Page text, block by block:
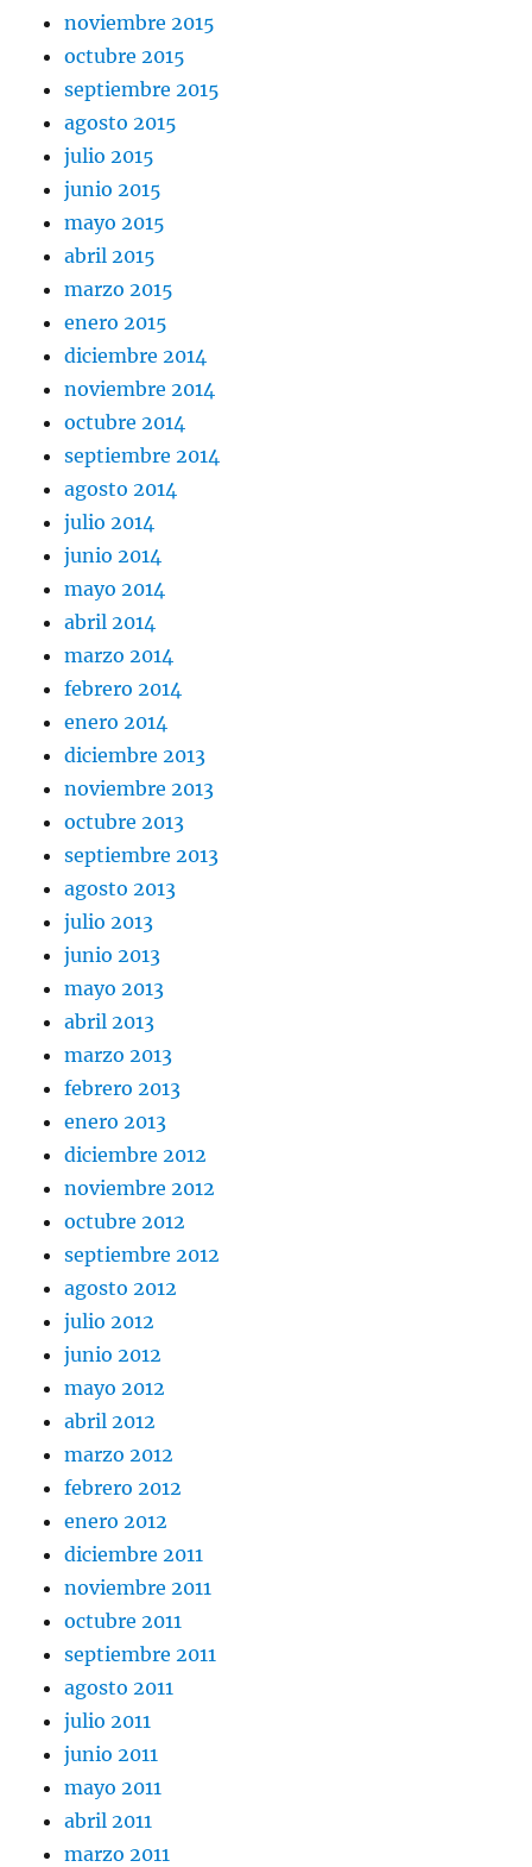
noviembre 2015
octubre 2015
septiembre 2015
agosto 2015
julio 2015
junio 2015
mayo 2015
abril 2015
marzo 2015
enero 2015
diciembre 2014
noviembre 2014
octubre 2014
septiembre 2014
agosto 2014
julio 2014
junio 2014
mayo 2014
abril 2014
marzo 2014
febrero 2014
enero 2014
diciembre 2013
noviembre 2013
octubre 2013
septiembre 2013
agosto 2013
julio 2013
junio 2013
mayo 2013
abril 2013
marzo 2013
febrero 2013
enero 2013
diciembre 2012
noviembre 2012
octubre 2012
septiembre 2012
agosto 2012
julio 2012
junio 2012
mayo 2012
abril 2012
marzo 2012
febrero 2012
enero 2012
diciembre 2011
noviembre 2011
octubre 2011
septiembre 2011
agosto 2011
julio 2011
junio 2011
mayo 2011
abril 2011
marzo 2011